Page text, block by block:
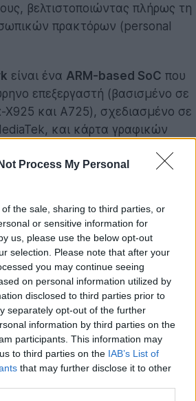
Process My Personal
the sale, sharing to third parties, or
or sensitive information for
us, please use the below opt-out
selection. Please note that after your
you may continue seeing
on personal information utilized by
disclosed to third parties prior to
separately opt-out of the further
information by third parties on the
participants. This information may
to third parties on the IAB’s List of
that may further disclose it to other
βελτιστοποιώντας πλήρως τη
πρακτόρων (personal
είναι ένα ARM-based SoC που
επεξεργαστή (βασισμένο σε
και A725), σχεδιασμένο σε
και κάρτα γραφικών
ενοποιημένης μνήμης και παρέχει
για την απρόσκοπτη τοπική
όλους τους βασικούς
σε ένα κοινό πακέτο,
καθυστέρηση (latency)
CPU και GPU. Ο
πυρήνων αναλαμβάνει τις
του λειτουργικού συστήματος, ενώ
τα γραφικά, το 3D
αυξανόμενο φόρτο της
νοημοσύνης, προσφέροντας